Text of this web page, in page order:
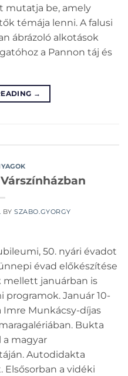
mutatja be, amely
témája lenni. A falusi
ábrázoló alkotások
a Pannon táj és
→
BYSZABO.GYORGY
50. nyári évadot
évad előkészítése
mellett januárban is
Január 10-
Imre Munkácsy-díjas
Bukta
a magyar
Autodidakta
a vidéki